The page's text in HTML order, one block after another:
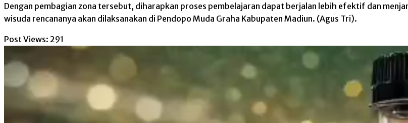
Dengan pembagian zona tersebut, diharapkan proses pembelajaran dapat berjalan lebih efektif dan
wisuda rencananya akan dilaksanakan di Pendopo Muda Graha Kabupaten Madiun. (Agus Tri).
Post Views: 291